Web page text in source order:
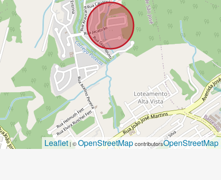
Leaflet | ©OpenStreetMapcontributorsOpenStreetMap